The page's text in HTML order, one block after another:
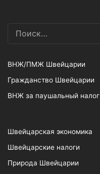
ВНЖ/ПМЖ Швейцарии
Гражданство Швейцарии
ВНЖ за паушальный налог
Швейцарская экономика
Швейцарские налоги
Природа Швейцарии